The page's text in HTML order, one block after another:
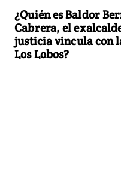
¿Quién es Baldor
Cabrera, el
justicia vincula con
Los Lobos?